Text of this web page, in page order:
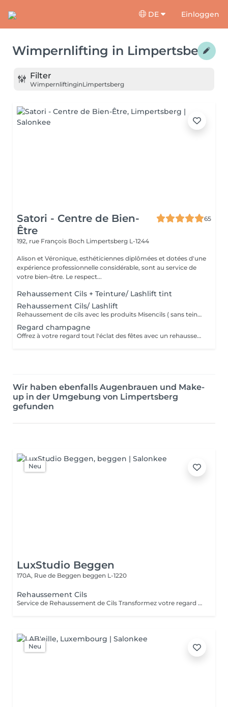
DE Einloggen
Wimpernlifting in Limpertsberg
Filter
WimpernliftinginLimpertsberg
Satori - Centre de Bien-
Être
65
192, rue François Boch Limpertsberg L-1244
Alison et Véronique, esthéticiennes diplômées et dotées d'une
expérience professionnelle considérable, sont au service de
votre bien-être. Le respect...
Rehaussement Cils + Teinture/ Lashlift tint
Rehaussement Cils/ Lashlift
Rehaussement de cils avec les produits Misencils ( sans teinture de cils )
Regard champagne
Offrez à votre regard tout l'éclat des fêtes avec un rehaussement de cils qui ouvre instantanément les yeux et révèle une courbure naturelle, associé à un LPG Endermolift Regard pour lisser, défatiguer et illuminer le contour des yeux, le tout sublimé par des patchs de collagène.
Wir haben ebenfalls Augenbrauen und Make-
up in der Umgebung von Limpertsberg
gefunden
Neu
LuxStudio Beggen
170A, Rue de Beggen beggen L-1220
Rehaussement Cils
Service de Rehaussement de Cils Transformez votre regard avec notre service de rehaussement de cils, disponible avec ou sans teinture. Notre technique avancée inclut : - *Courbure Durable* : Nous sublimons vos cils naturels en leur apportant une courbure élégante et durable. - *Option avec Teinture* : Pour un effet encore plus spectaculaire, ajoutez de la couleur à vos cils, vous libérant ainsi de l'utilisation quotidienne de mascara. - *Hydratation Incluse* : Nos traitements incluent une hydratation profonde, garantissant des cils sains et forts. ### Entretien Pour maintenir l'effet souhaité et éviter d'endommager vos cils, nous recommandons de refaire le traitement toutes les 4 à 6 semaines. Ainsi, vous assurez un regard toujours éblouissant tout en préservant la santé de vos cils. Prenez rendez-vous dès aujourd'hui et sublimez la beauté naturelle de vos yeux !
Neu